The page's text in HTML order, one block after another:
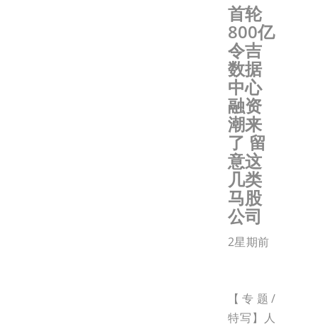
首轮
800亿
令吉
数据
中心
融资
潮来
了 留
意这
几类
马股
公司
2星期前
【专题/
特写】人